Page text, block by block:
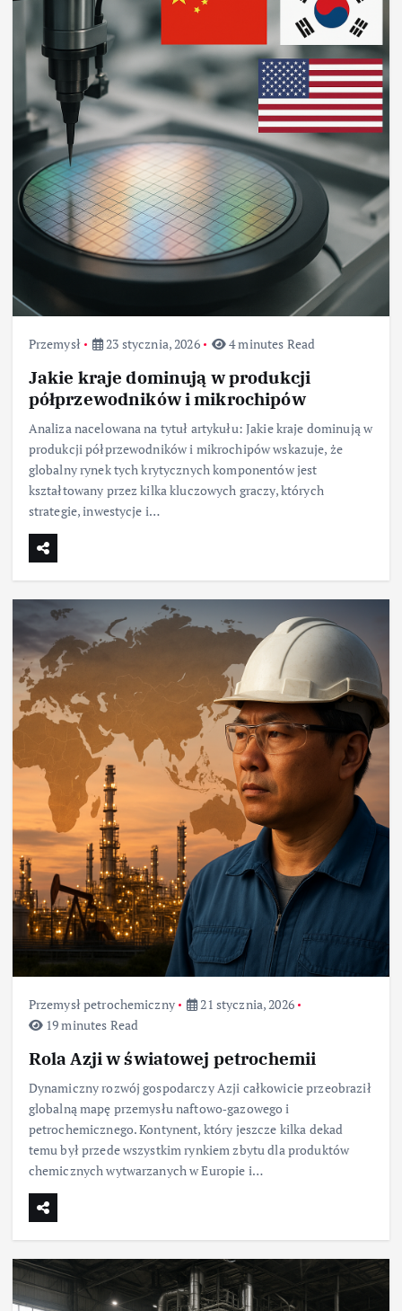
Przemysł 23 stycznia, 2026 4 minutes Read
Jakie kraje dominują w produkcji
półprzewodników i mikrochipów
Analiza nacelowana na tytuł artykułu: Jakie kraje dominują w
produkcji półprzewodników i mikrochipów wskazuje, że
globalny rynek tych krytycznych komponentów jest
kształtowany przez kilka kluczowych graczy, których
strategie, inwestycje i…
Przemysł petrochemiczny
21 stycznia, 2026
19 minutes Read
Rola Azji w światowej petrochemii
Dynamiczny rozwój gospodarczy Azji całkowicie przeobraził
globalną mapę przemysłu naftowo‑gazowego i
petrochemicznego. Kontynent, który jeszcze kilka dekad
temu był przede wszystkim rynkiem zbytu dla produktów
chemicznych wytwarzanych w Europie i…